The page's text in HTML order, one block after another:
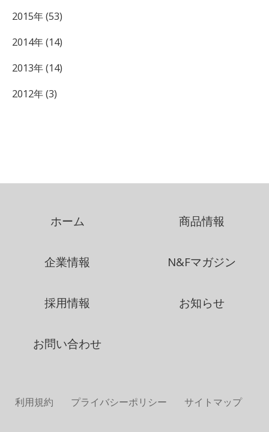
2015年 (53)
2014年 (14)
2013年 (14)
2012年 (3)
ホーム 商品情報
企業情報 N&Fマガジン
採用情報 お知らせ
お問い合わせ
利用規約 プライバシーポリシー サイトマップ